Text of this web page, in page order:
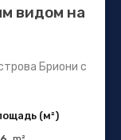
видом на
Бриони с
(м²)